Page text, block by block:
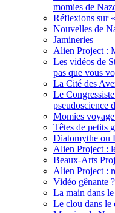
momies de
Réflexions sur
Nouvelles de
Jamineries
Alien Project :
Les vidéos de
pas que vous
La Cité des
Le
pseudoscience
Momies
Têtes de petits
Diatomythe ou
Alien Project :
Beaux-Arts
Alien Project :
Vidéo gênante ?
La main dans le
Le clou dans le